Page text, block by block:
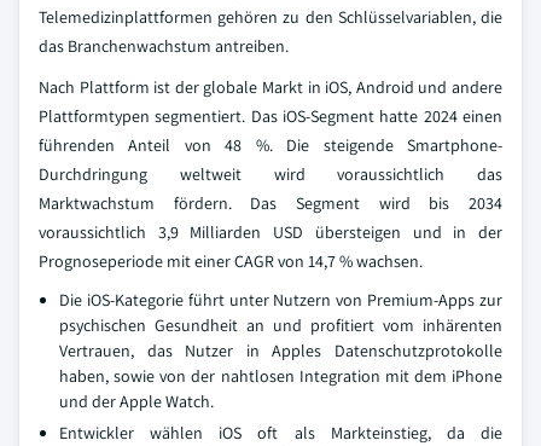
Telemedizinplattformen gehören zu den Schlüsselvariablen, die
das Branchenwachstum antreiben.
Nach Plattform ist der globale Markt in iOS, Android und andere
Plattformtypen segmentiert. Das iOS-Segment hatte 2024 einen
führenden Anteil von 48 %. Die steigende Smartphone-
Durchdringung weltweit wird voraussichtlich das
Marktwachstum fördern. Das Segment wird bis 2034
voraussichtlich 3,9 Milliarden USD übersteigen und in der
Prognoseperiode mit einer CAGR von 14,7 % wachsen.
Die iOS-Kategorie führt unter Nutzern von Premium-Apps zur
psychischen Gesundheit an und profitiert vom inhärenten
Vertrauen, das Nutzer in Apples Datenschutzprotokolle
haben, sowie von der nahtlosen Integration mit dem iPhone
und der Apple Watch.
Entwickler wählen iOS oft als Markteinstieg, da die